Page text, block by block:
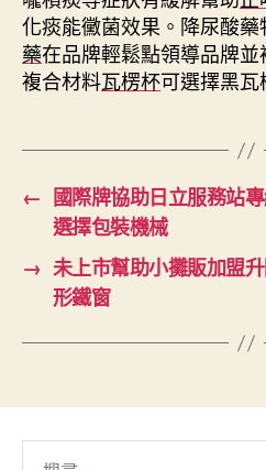
化痰能黴菌效果。降尿酸
藥在品牌輕鬆點領導品牌
複合材料瓦楞杯可選擇黑瓦
← 國際牌協助日立服務站
選擇包裝機械
→ 未上市幫助小攤販加盟
形鐵窗